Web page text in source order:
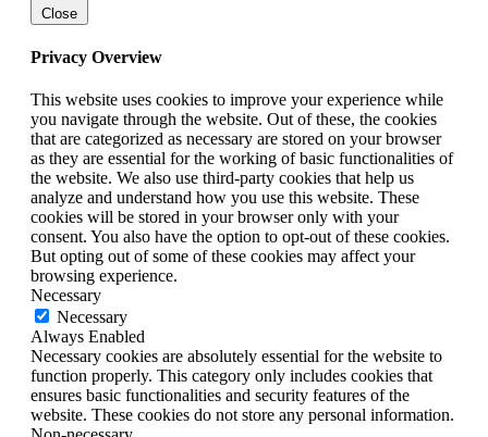
Close
Privacy Overview
This website uses cookies to improve your experience while
you navigate through the website. Out of these, the cookies
that are categorized as necessary are stored on your browser
as they are essential for the working of basic functionalities of
the website. We also use third-party cookies that help us
analyze and understand how you use this website. These
cookies will be stored in your browser only with your
consent. You also have the option to opt-out of these cookies.
But opting out of some of these cookies may affect your
browsing experience.
Necessary
Necessary
Always Enabled
Necessary cookies are absolutely essential for the website to
function properly. This category only includes cookies that
ensures basic functionalities and security features of the
website. These cookies do not store any personal information.